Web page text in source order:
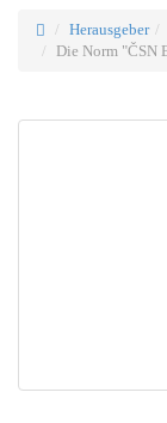
Herausgeber
Die Norm "ČSN